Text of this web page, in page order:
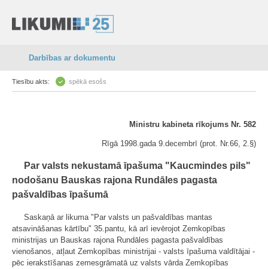
Darbības ar dokumentu
Tiesību akts: spēkā esošs
Ministru kabineta rīkojums Nr. 582
Rīgā 1998.gada 9.decembrī (prot. Nr.66, 2.§)
Par valsts nekustamā īpašuma "Kaucmindes pils"
nodošanu Bauskas rajona Rundāles pagasta
pašvaldības īpašumā
Saskaņā ar likuma "Par valsts un pašvaldības mantas
atsavināšanas kārtību" 35.pantu, kā arī ievērojot Zemkopības
ministrijas un Bauskas rajona Rundāles pagasta pašvaldības
vienošanos, atļaut Zemkopības ministrijai - valsts īpašuma valdītājai -
pēc ierakstīšanas zemesgrāmatā uz valsts vārda Zemkopības